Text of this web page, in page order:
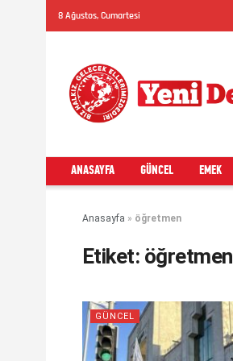
8 Ağustos, Cumartesi
ANASAYFA GÜNCEL EMEK
Anasayfa » öğretmen
Etiket: öğretmen
GÜNCEL